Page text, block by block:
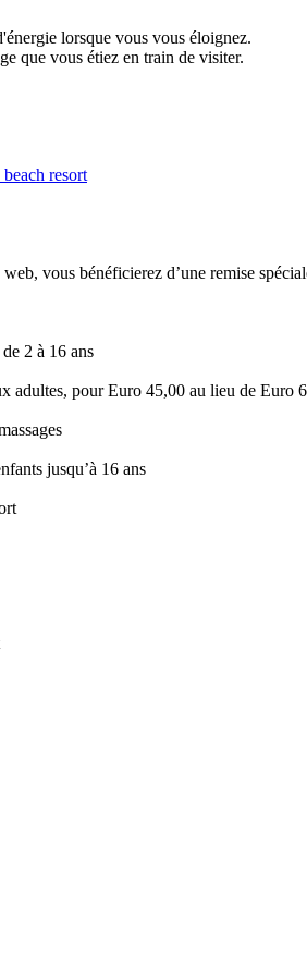
lorsque vous vous éloignez.
que vous étiez en train de visiter.
resort
vous bénéficierez d’une remise
2 à 16 ans
adultes, pour Euro 45,00 au lieu de Euro
jusqu’à 16 ans